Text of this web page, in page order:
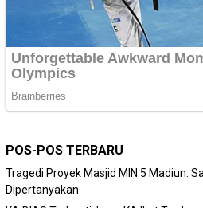
POS-POS TERBARU
Tragedi Proyek Masjid MIN 5 Madiun:
Dipertanyakan